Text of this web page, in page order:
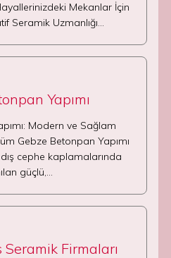
Mekanlar İçin
Seramik Uzmanlığı…
Yapımı
Modern ve Sağlam
Gebze Betonpan Yapımı
dış cephe kaplamalarında
güçlü,…
Seramik Firmaları